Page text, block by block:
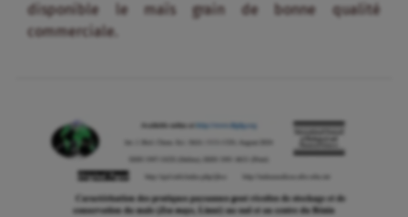
disponible le maïs grain de bonne qualité
commerciale.